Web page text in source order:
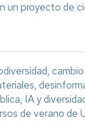
un proyecto de
IA y
de verano de